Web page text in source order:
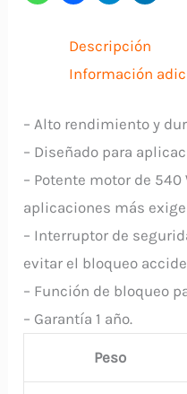
Descripción
Información
– Alto rendimiento y
– Diseñado para
– Potente motor de 540
aplicaciones más
– Interruptor de
evitar el bloqueo
– Función de bloqueo
– Garantía 1 año.
Peso